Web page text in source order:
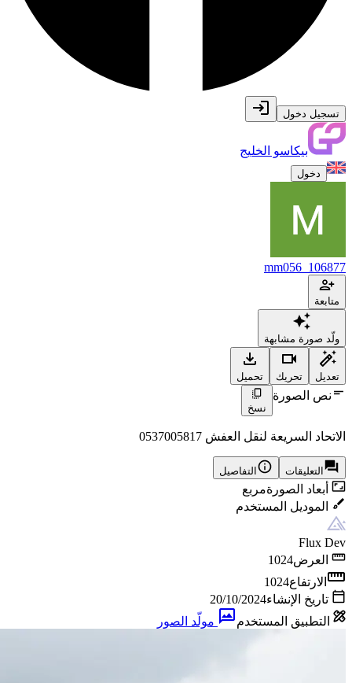
تسجيل دخول
بيكاسو الخليج
دخول
mm056_106877
متابعة
ولّد صورة مشابهة
تعديل تحريك تحميل
نص الصورة
نسخ
الاتحاد السريعة لنقل العفش 0537005817
التعليقات التفاصيل
أبعاد الصورةمربع
الموديل المستخدم
Flux Dev
العرض1024
الارتفاع1024
تاريخ الإنشاء20/10/2024
التطبيق المستخدم
مولّد الصور